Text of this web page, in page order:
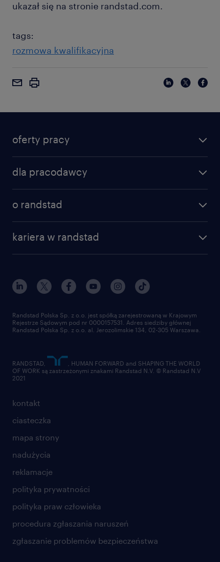
ukazał się na stronie randstad.com.
tags:
rozmowa kwalifikacyjna
oferty pracy
dla pracodawcy
o randstad
kariera w randstad
kontakt
ciasteczka
mapa strony
nadużycia
reklamacje
polityka prywatności
polityka praw człowieka
procedura zgłaszania naruszeń
zgłaszanie problemów bezpieczeństwa
Randstad Polska Sp. z o.o. jest spółką zarejestrowaną w Krajowym
Rejestrze Sądowym pod nr 0000157531. Adres siedziby głównej
Randstad Polska Sp. z o.o. al. Jerozolimskie 134, 02-305 Warszawa.
RANDSTAD,
, HUMAN FORWARD and SHAPING THE WORLD
OF WORK są zastrzeżonymi znakami Randstad N.V. © Randstad N.V
2021